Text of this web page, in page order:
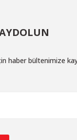
haber bültenimize